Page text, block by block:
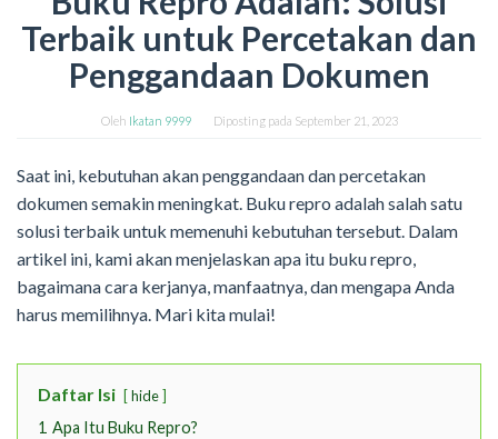
Terbaik untuk Percetakan dan
Penggandaan Dokumen
Oleh Ikatan 9999 Diposting pada September 21, 2023
Saat ini, kebutuhan akan penggandaan dan percetakan
dokumen semakin meningkat. Buku repro adalah salah satu
solusi terbaik untuk memenuhi kebutuhan tersebut. Dalam
artikel ini, kami akan menjelaskan apa itu buku repro,
bagaimana cara kerjanya, manfaatnya, dan mengapa Anda
harus memilihnya. Mari kita mulai!
Daftar Isi hide
1 Apa Itu Buku Repro?